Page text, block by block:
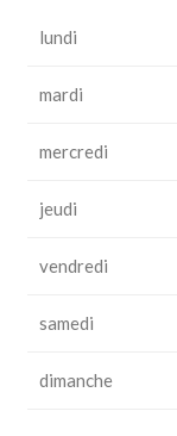
lundi
mardi
mercredi
jeudi
vendredi
samedi
dimanche